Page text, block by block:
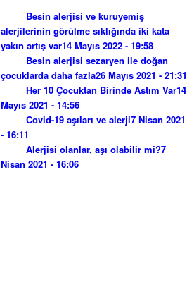
Besin alerjisi ve kuruyemiş
alerjilerinin görülme sıklığında iki kata
yakın artış var14 Mayıs 2022 - 19:58
Besin alerjisi sezaryen ile doğan
çocuklarda daha fazla26 Mayıs 2021 - 21:31
Her 10 Çocuktan Birinde Astım Var14
Mayıs 2021 - 14:56
Covid-19 aşıları ve alerji7 Nisan 2021
- 16:11
Alerjisi olanlar, aşı olabilir mi?7
Nisan 2021 - 16:06